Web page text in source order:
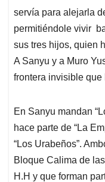
servía para alejarla
permitiéndole vivir
sus tres hijos, quien
A Sanyu y a Muro
frontera invisible
En Sanyu mandan
hace parte de “La
“Los Urabeños”.
Bloque Calima de
H.H y que forman